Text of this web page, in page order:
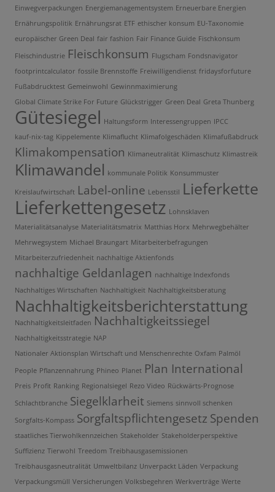
Einwegverpackungen Energiemanagementsystem Erneuerbare Energien
Ernährungspolitik Ernährungsrat ETF ethischer konsum EU-Taxonomie
europäischer Green Deal fair fashion Fair Finance Guide Fischkonsum
Fleischindustrie Fleischkonsum Flugscham Fondsnavigator
footprintcalculator fossile Brennstoffe Freiwilligendienst fridaysforfuture
Fußabdrucktest Gemeinwohl Gewinnmaximierung
Global Climate Strike For Future Glückstrigger Green Deal Greta Thunberg
Gütesiegel Haltungsform Interessengruppen IPCC
kauf-nix-tag Kippelemente Klimaflucht Klimafolgeschäden Klimafußabdruck
Klimakompensation Klimaneutralität Klimaschutz Klimastreik
Klimawandel kommunale Politik Konsummuster
Kreislaufwirtschaft Label-online Lebensstil Lieferkette
Lieferkettengesetz Lohnsklaven
Materialitätsanalyse Materialitätsmatrix Matthias Horx Mehrwegbehälter
Mehrwegsystem Michael Braungart Mitarbeiterbefragungen
Mitarbeiterzufriedenheit nachhaltige Aktienfonds
nachhaltige Geldanlagen nachhaltige Indexfonds
Nachhaltiges Wirtschaften Nachhaltigkeit Nachhaltigkeitsberatung
Nachhaltigkeitsberichterstattung
Nachhaltigkeitsleitfaden Nachhaltigkeitssiegel
Nachhaltigkeitsstrategie NAP
Nationaler Aktionsplan Wirtschaft und Menschenrechte Oxfam Palmöl
People Pflanzennahrung Phineo Planet Plan International
Preis Profit Ranking Regionalsiegel Rezo Video Rückwärts-Prognose
Schlachtbranche Siegelklarheit Siemens sinnvoll schenken
Sorgfalts-Kompass Sorgfaltspflichtengesetz Spenden
staatliches Tierwohlkennzeichen Stakeholder Stakeholderperspektive
Suffizienz Tierwohl Treedom Treibhausgasemissionen
Treibhausgasneutralität Umweltbilanz Unverpackt Läden Verpackung
Verpackungsmüll Versicherungen Volksbegehren Werkverträge Werte